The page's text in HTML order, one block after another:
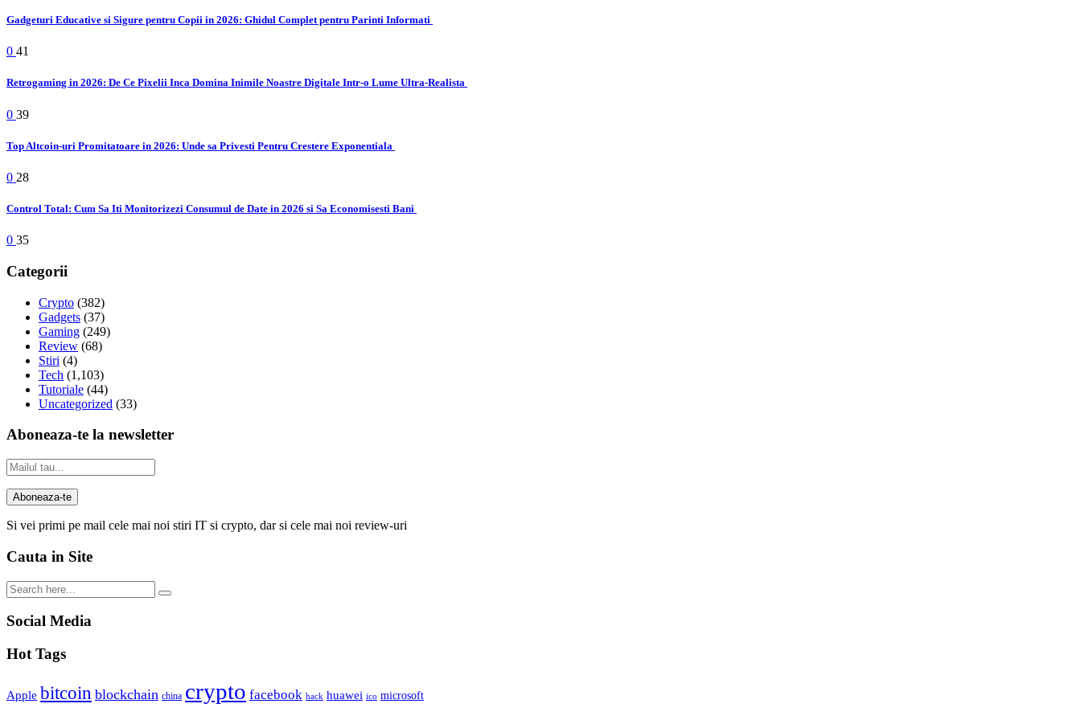
Gadgeturi Educative si Sigure pentru Copii in 2026: Ghidul Complet pentru Parinti Informati
0 41
Retrogaming in 2026: De Ce Pixelii Inca Domina Inimile Noastre Digitale Intr-o Lume Ultra-Realista
0 39
Top Altcoin-uri Promitatoare in 2026: Unde sa Privesti Pentru Crestere Exponentiala
0 28
Control Total: Cum Sa Iti Monitorizezi Consumul de Date in 2026 si Sa Economisesti Bani
0 35
Categorii
Crypto (382)
Gadgets (37)
Gaming (249)
Review (68)
Stiri (4)
Tech (1,103)
Tutoriale (44)
Uncategorized (33)
Aboneaza-te la newsletter
Si vei primi pe mail cele mai noi stiri IT si crypto, dar si cele mai noi review-uri
Cauta in Site
Social Media
Hot Tags
Apple bitcoin blockchain china crypto facebook hack huawei ico microsoft